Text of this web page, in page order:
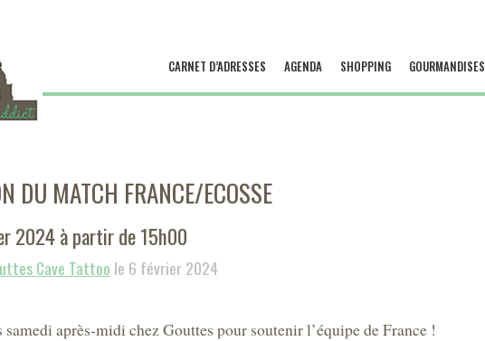
CARNET D’ADRESSES AGENDA SHOPPING GOURMANDISES
DU MATCH FRANCE/ECOSSE
2024 à partir de 15h00
Cave Tattoo le 6 février 2024
samedi après-midi chez Gouttes pour soutenir l’équipe de France !